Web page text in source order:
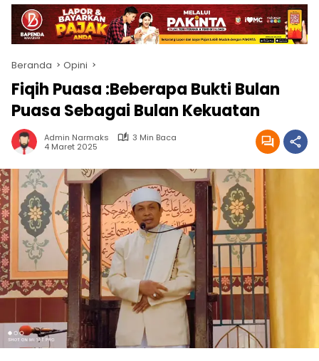
Beranda Opini
Fiqih Puasa :Beberapa Bukti Bulan
Puasa Sebagai Bulan Kekuatan
Admin Narmaks
3 Min Baca
4 Maret 2025